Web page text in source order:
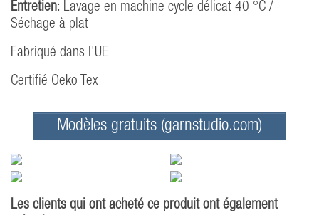
Entretien: Lavage en machine cycle délicat 40 °C /
Séchage à plat
Fabriqué dans l'UE
Certifié Oeko Tex
Modèles gratuits (garnstudio.com)
Les clients qui ont acheté ce produit ont également